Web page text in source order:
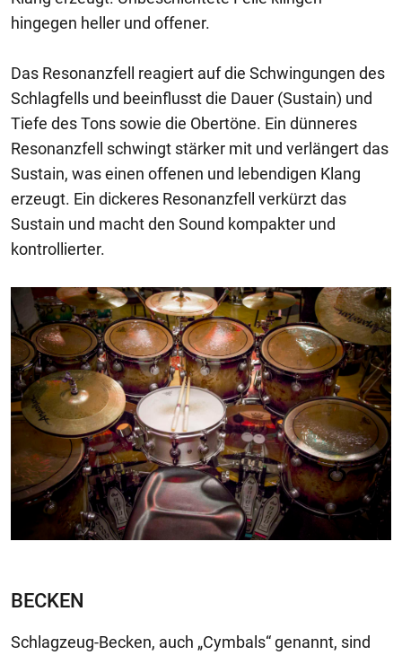
hingegen heller und offener.
Das Resonanzfell reagiert auf die Schwingungen des
Schlagfells und beeinflusst die Dauer (Sustain) und
Tiefe des Tons sowie die Obertöne. Ein dünneres
Resonanzfell schwingt stärker mit und verlängert das
Sustain, was einen offenen und lebendigen Klang
erzeugt. Ein dickeres Resonanzfell verkürzt das
Sustain und macht den Sound kompakter und
kontrollierter.
BECKEN
Schlagzeug-Becken, auch „Cymbals“ genannt, sind